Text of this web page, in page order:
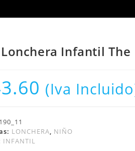
Infantil
(Iva
LONCHERA, NIÑO
INFANTIL